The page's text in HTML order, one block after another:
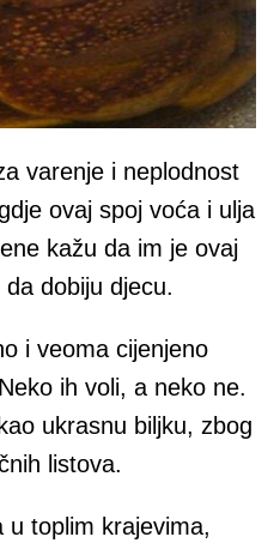
varenje i neplodnost
ovaj spoj voća i ulja
kažu da im je ovaj
dobiju djecu.
i veoma cijenjeno
ih voli, a neko ne.
ukrasnu biljku, zbog
listova.
u toplim krajevima,